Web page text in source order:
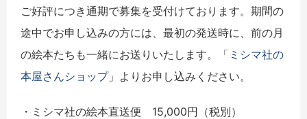
ご好評につき通期で募集を受付けております。期間の
途中でお申し込みの方には、最初の発送時に、前の月
の絵本たちも一緒にお送りいたします。「 ミシマ社の
本屋さんショップ」よりお申し込みください。
・ミシマ社の絵本直送便 15,000円（税別）